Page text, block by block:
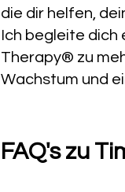
die dir helfen,
Ich begleite dich
Therapy® zu
Wachstum und
FAQ's zu